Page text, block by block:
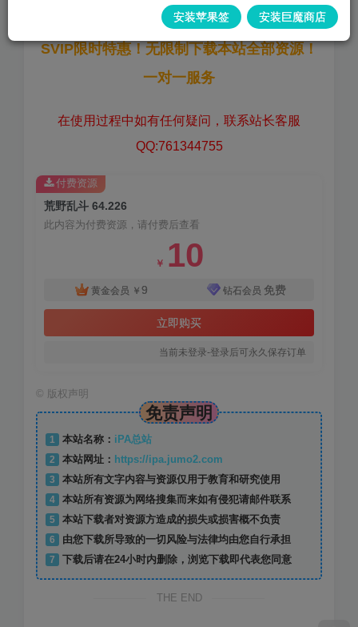
SVIP限时特惠！无限制下载本站全部资源！
一对一服务
在使用过程中如有任何疑问，联系站长客服
QQ:761344755
荒野乱斗 64.226
此内容为付费资源，请付费后查看
￥ 10
黄金会员 ￥ 9 钻石会员 免费
立即购买
当前未登录-登录后可永久保存订单
付费资源
© 版权声明
免责声明
1 本站名称： iPA总站
2
本站网址： https://ipa.jumo2.com
3
本站所有文字内容与资源仅用于教育和研究使用
4
本站所有资源为网络搜集而来如有侵犯请邮件联系
5
本站下载者对资源方造成的损失或损害概不负责
6
由您下载所导致的一切风险与法律均由您自行承担
7
下载后请在24小时内删除，浏览下载即代表您同意
THE END
安装苹果签 安装巨魔商店